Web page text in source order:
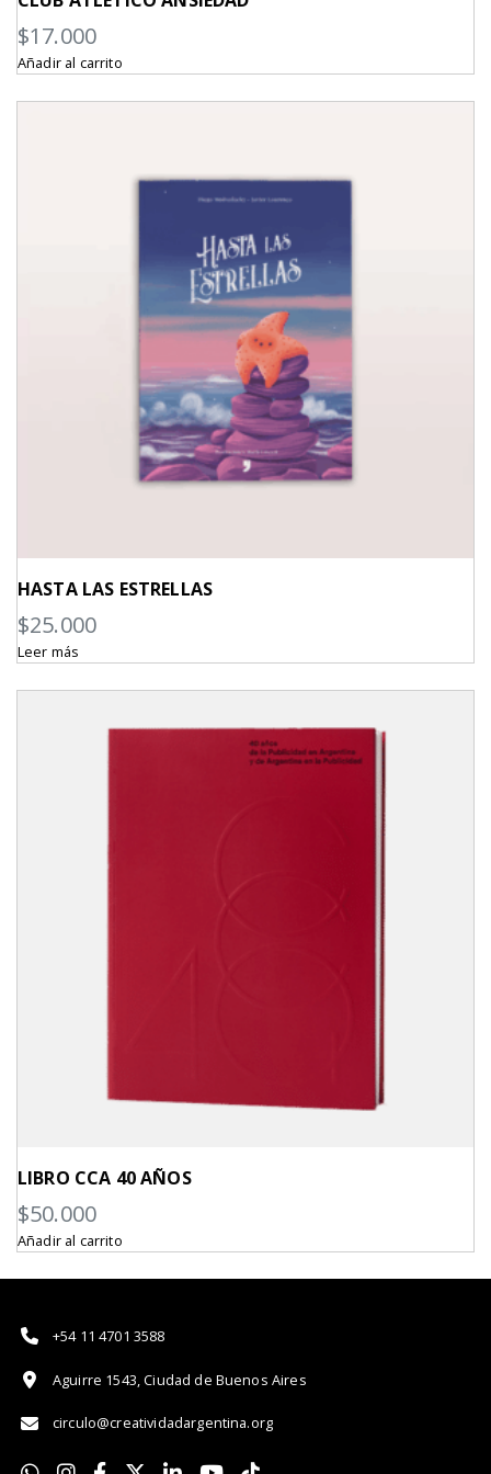
$17.000
Añadir al carrito
HASTA LAS ESTRELLAS
$25.000
Leer más
LIBRO CCA 40 AÑOS
$50.000
Añadir al carrito
+54 11 4701 3588
Aguirre 1543, Ciudad de Buenos Aires
circulo@creatividadargentina.org